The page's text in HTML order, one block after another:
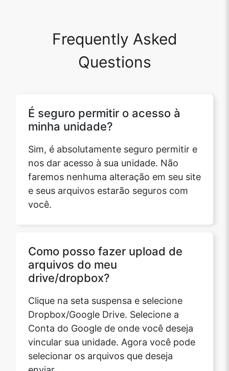
Frequently Asked
Questions
É seguro permitir o acesso à
minha unidade?
Sim, é absolutamente seguro permitir e
nos dar acesso à sua unidade. Não
faremos nenhuma alteração em seu site
e seus arquivos estarão seguros com
você.
Como posso fazer upload de
arquivos do meu
drive/dropbox?
Clique na seta suspensa e selecione
Dropbox/Google Drive. Selecione a
Conta do Google de onde você deseja
vincular sua unidade. Agora você pode
selecionar os arquivos que deseja